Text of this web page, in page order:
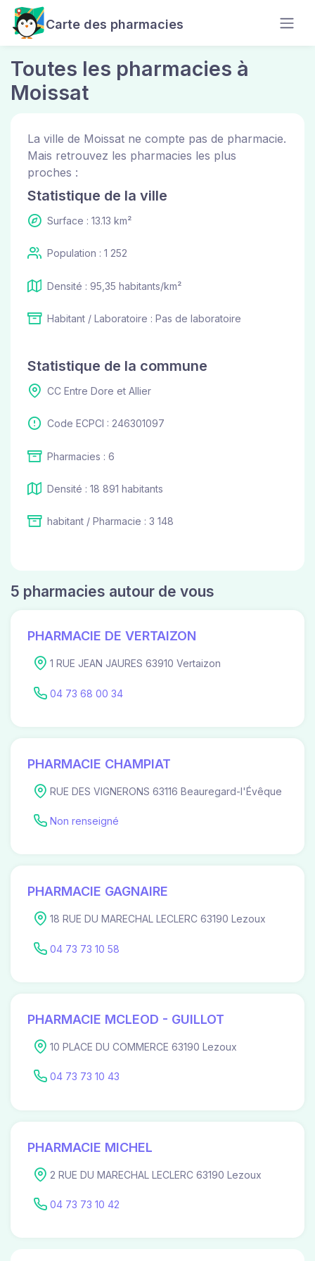
Carte des pharmacies
Toutes les pharmacies à
Moissat
La ville de Moissat ne compte pas de pharmacie.
Mais retrouvez les pharmacies les plus
proches :
Statistique de la ville
Surface : 13.13 km²
Population : 1 252
Densité : 95,35 habitants/km²
Habitant / Laboratoire : Pas de laboratoire
Statistique de la commune
CC Entre Dore et Allier
Code ECPCI : 246301097
Pharmacies : 6
Densité : 18 891 habitants
habitant / Pharmacie : 3 148
5 pharmacies autour de vous
PHARMACIE DE VERTAIZON
1 RUE JEAN JAURES 63910 Vertaizon
04 73 68 00 34
PHARMACIE CHAMPIAT
RUE DES VIGNERONS 63116 Beauregard-l'Évêque
Non renseigné
PHARMACIE GAGNAIRE
18 RUE DU MARECHAL LECLERC 63190 Lezoux
04 73 73 10 58
PHARMACIE MCLEOD - GUILLOT
10 PLACE DU COMMERCE 63190 Lezoux
04 73 73 10 43
PHARMACIE MICHEL
2 RUE DU MARECHAL LECLERC 63190 Lezoux
04 73 73 10 42